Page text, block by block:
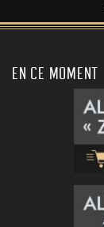
EN CE MOMENT